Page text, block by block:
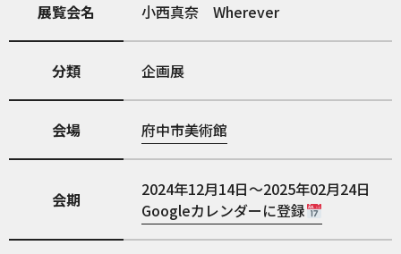
展覧会名 小西真奈 Wherever
分類 企画展
会場 府中市美術館
会期
2024年12月14日～2025年02月24日
Googleカレンダーに登録